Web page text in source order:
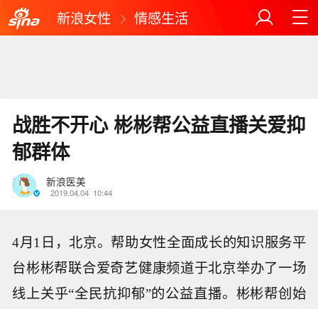
新浪女性 情感生活
战胜不开心 彬彬帮公益直播关爱抑
郁群体
新浪医美
2019.04.04 10:44
4月1日，北京。帮助女性全面成长的知识服务平
台彬彬帮联合爱奇艺健康频道于北京举办了一场
线上关乎“全民抗抑郁”的公益直播。彬彬帮创始